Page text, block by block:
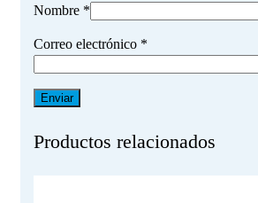
Nombre *
Correo electrónico *
Productos relacionados